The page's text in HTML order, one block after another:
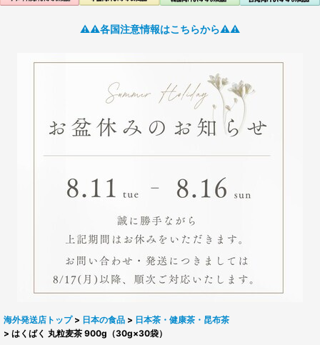
⚠️⚠️各国注意情報はこちらから⚠️⚠️
海外発送店トップ > 日本の食品 > 日本茶・健康茶・昆布茶
> はくばく 丸粒麦茶 900g（30g×30袋）